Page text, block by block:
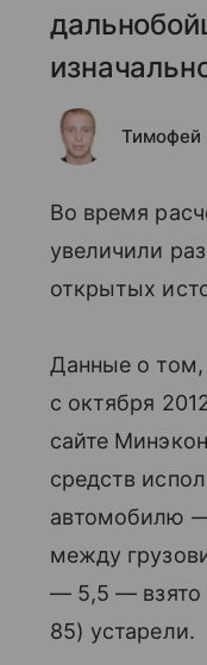
Тимофей
Во время
увеличили
открытых
Данные о том,
с октября
сайте
средств
автомобилю —
между
— 5,5 — взято
85) устарели.